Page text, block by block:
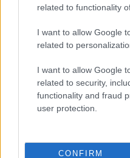
related to functionality
I want to allow Google
related to
I want to allow Google
related to security,
functionality and fraud
user protection.
CONFIRM
Costruire carriere con
green e deep tech
FUTURE